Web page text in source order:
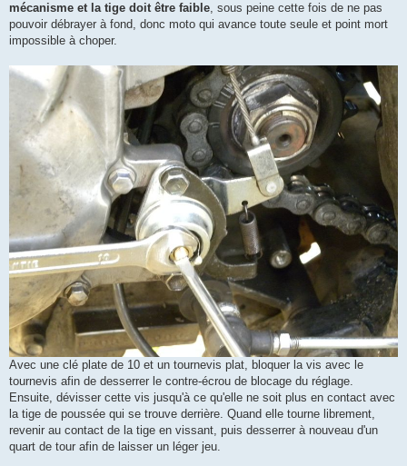
mécanisme et la tige doit être faible, sous peine cette fois de ne pas
pouvoir débrayer à fond, donc moto qui avance toute seule et point mort
impossible à choper.
Avec une clé plate de 10 et un tournevis plat, bloquer la vis avec le
tournevis afin de desserrer le contre-écrou de blocage du réglage.
Ensuite, dévisser cette vis jusqu'à ce qu'elle ne soit plus en contact avec
la tige de poussée qui se trouve derrière. Quand elle tourne librement,
revenir au contact de la tige en vissant, puis desserrer à nouveau d'un
quart de tour afin de laisser un léger jeu.